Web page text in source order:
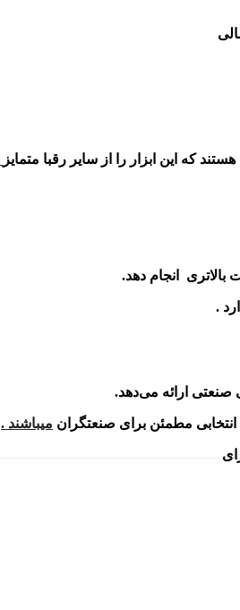
که این ابزار را از سایر رقبا متمایز
انجام دهد.
.
صنعتی ارائه می‌دهد.
میباشند .